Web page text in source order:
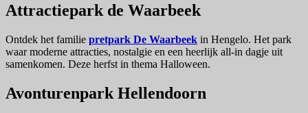
Attractiepark de Waarbeek
Ontdek het familie pretpark De Waarbeek in Hengelo. Het park
waar moderne attracties, nostalgie en een heerlijk all-in dagje uit
samenkomen. Deze herfst in thema Halloween.
Avonturenpark Hellendoorn